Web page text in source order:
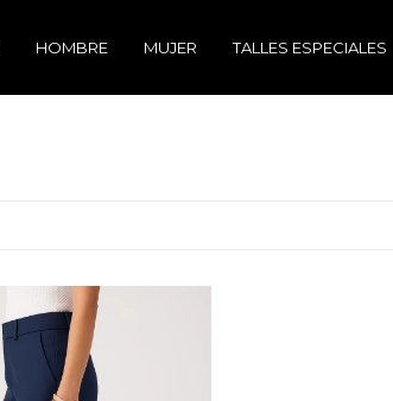
HOMBRE MUJER TALLES ESPECIALES